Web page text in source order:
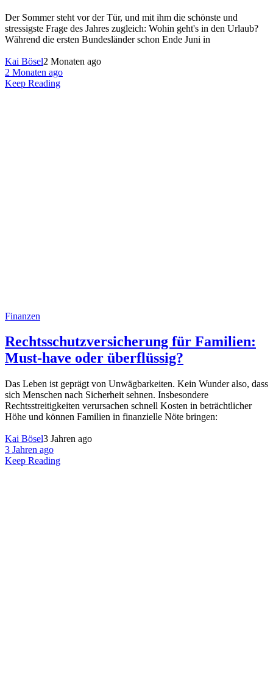
Der Sommer steht vor der Tür, und mit ihm die schönste und
stressigste Frage des Jahres zugleich: Wohin geht's in den Urlaub?
Während die ersten Bundesländer schon Ende Juni in
Kai Bösel2 Monaten ago
2 Monaten ago
Keep Reading
Finanzen
Rechtsschutzversicherung für Familien:
Must-have oder überflüssig?
Das Leben ist geprägt von Unwägbarkeiten. Kein Wunder also, dass
sich Menschen nach Sicherheit sehnen. Insbesondere
Rechtsstreitigkeiten verursachen schnell Kosten in beträchtlicher
Höhe und können Familien in finanzielle Nöte bringen:
Kai Bösel3 Jahren ago
3 Jahren ago
Keep Reading